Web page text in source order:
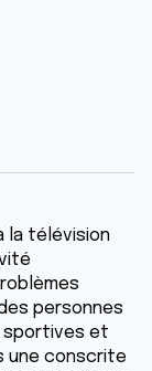
la télévision
personnes
sportives et
une conscrite